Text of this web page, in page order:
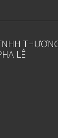
LÊ